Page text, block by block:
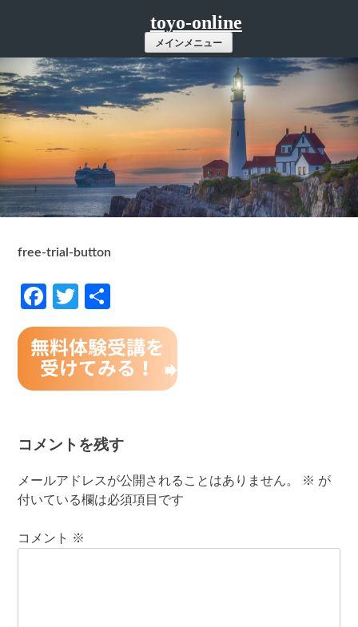
ツ
へ
ス
キ
ッ
プ
toyo-online
メインメニュー
free-trial-button
Facebook
Twitter
有
コメントを残す
メールアドレスが公開されることはありません。 ※ が
付いている欄は必須項目です
コメント ※